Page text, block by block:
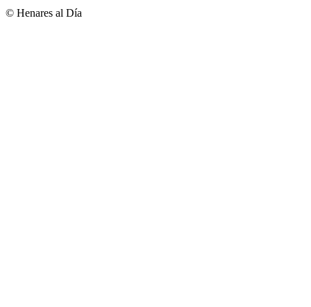
© Henares al Día